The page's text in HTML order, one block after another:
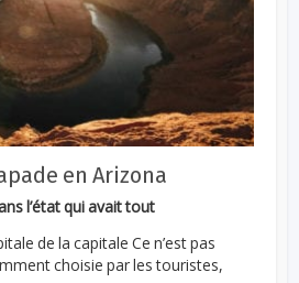
en Arizona
l’état qui avait tout
de la capitale Ce n’est pas
choisie par les touristes,